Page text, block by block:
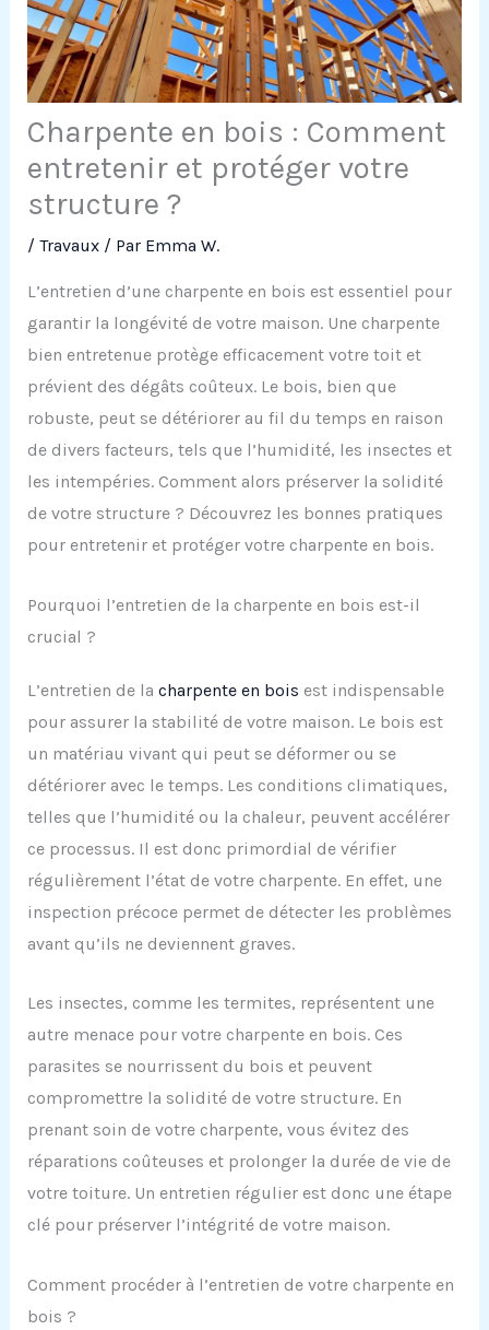
Charpente en bois : Comment
entretenir et protéger votre
structure ?
/ Travaux/ Par Emma W.
L’entretien d’une charpente en bois est essentiel pour
garantir la longévité de votre maison. Une charpente
bien entretenue protège efficacement votre toit et
prévient des dégâts coûteux. Le bois, bien que
robuste, peut se détériorer au fil du temps en raison
de divers facteurs, tels que l’humidité, les insectes et
les intempéries. Comment alors préserver la solidité
de votre structure ? Découvrez les bonnes pratiques
pour entretenir et protéger votre charpente en bois.
Pourquoi l’entretien de la charpente en bois est-il
crucial ?
L’entretien de la charpente en bois est indispensable
pour assurer la stabilité de votre maison. Le bois est
un matériau vivant qui peut se déformer ou se
détériorer avec le temps. Les conditions climatiques,
telles que l’humidité ou la chaleur, peuvent accélérer
ce processus. Il est donc primordial de vérifier
régulièrement l’état de votre charpente. En effet, une
inspection précoce permet de détecter les problèmes
avant qu’ils ne deviennent graves.
Les insectes, comme les termites, représentent une
autre menace pour votre charpente en bois. Ces
parasites se nourrissent du bois et peuvent
compromettre la solidité de votre structure. En
prenant soin de votre charpente, vous évitez des
réparations coûteuses et prolonger la durée de vie de
votre toiture. Un entretien régulier est donc une étape
clé pour préserver l’intégrité de votre maison.
Comment procéder à l’entretien de votre charpente en
bois ?